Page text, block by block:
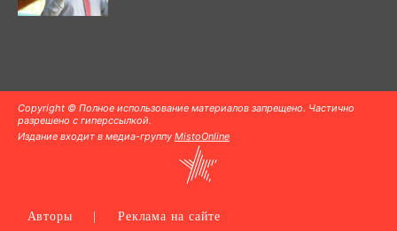
Copyright © Полное использование материалов запрещено. Частично
разрешено с гиперссылкой.
Издание входит в медиа-группу MistoOnline
Авторы | Реклама на сайте